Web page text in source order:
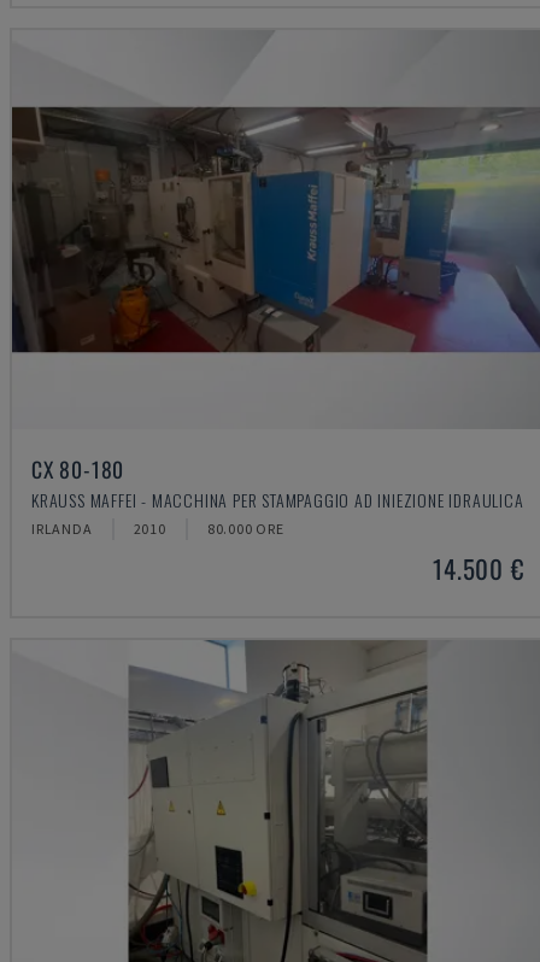
CX 80-180
KRAUSS MAFFEI - MACCHINA PER STAMPAGGIO AD INIEZIONE IDRAULICA
IRLANDA 2010 80.000 ORE
14.500 €